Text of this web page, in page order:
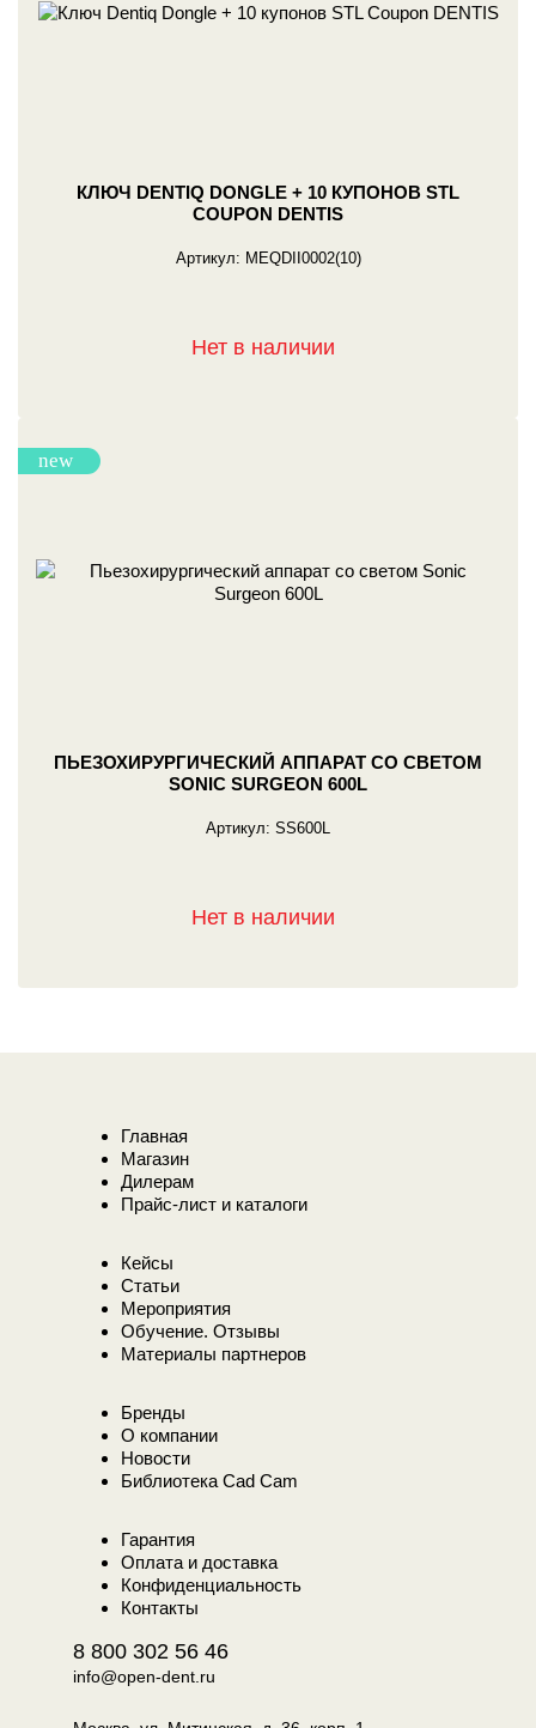
КЛЮЧ DENTIQ DONGLE + 10 КУПОНОВ STL
COUPON DENTIS
Артикул: MEQDII0002(10)
Нет в наличии
new
ПЬЕЗОХИРУРГИЧЕСКИЙ АППАРАТ СО СВЕТОМ
SONIC SURGEON 600L
Артикул: SS600L
Нет в наличии
Главная
Магазин
Дилерам
Прайс-лист и каталоги
Кейсы
Статьи
Мероприятия
Обучение. Отзывы
Материалы партнеров
Бренды
О компании
Новости
Библиотека Cad Cam
Гарантия
Оплата и доставка
Конфиденциальность
Контакты
8 800 302 56 46
info@open-dent.ru